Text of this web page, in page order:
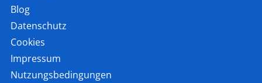
Blog
Datenschutz
Cookies
Impressum
Nutzungsbedingungen